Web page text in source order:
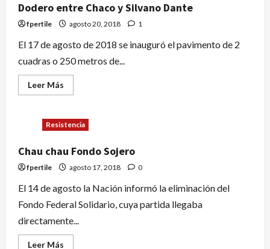
Dodero entre Chaco y Silvano Dante
fpertile agosto 20, 2018 1
El 17 de agosto de 2018 se inauguró el pavimento de 2
cuadras o 250 metros de...
Leer Más
Resistencia
Chau chau Fondo Sojero
fpertile agosto 17, 2018 0
El 14 de agosto la Nación informó la eliminación del
Fondo Federal Solidario, cuya partida llegaba
directamente...
Leer Más